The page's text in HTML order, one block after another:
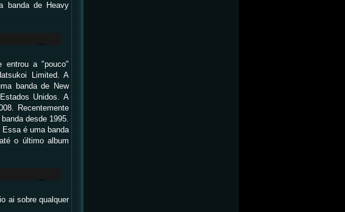
banda de Heavy
entrou a "pouco"
Limited. A
banda de New
Unidos. A
Recentemente
desde 1995.
é uma banda
o último album
ai sobre qualquer